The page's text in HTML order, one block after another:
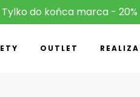
Tylko do końca marca -
OUTLET